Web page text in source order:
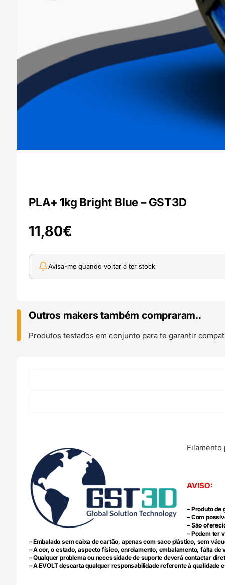
PLA+ 1kg Bright Blue – GST3D
11,80€
Avisa-me quando voltar a ter stock
Outros makers também compraram..
Produtos testados em conjunto para te garantir
Filamento
AVISO:
– Produto de
– Com
– São
– Podem ter
– Embalado sem caixa de cartão, apenas com saco plástico, sem
– A cor, o estado, aspecto físico, enrolamento, embalamento, falta
– Qualquer problema ou necessidade de suporte deverá contactar
– A EVOLT descarta qualquer responsabilidade referente à qualidade